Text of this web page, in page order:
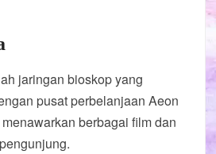
jaringan bioskop yang
pusat perbelanjaan Aeon
berbagai film dan